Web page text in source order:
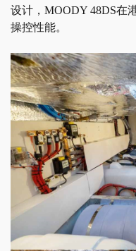
设计，MOODY 48DS在
操控性能。